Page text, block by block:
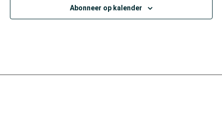
Abonneer op kalender